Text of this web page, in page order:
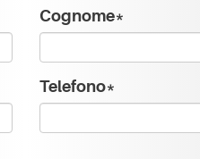
Cognome*
Telefono*